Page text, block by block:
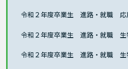
令和２年度卒業生 進路・就職 応
令和２年度卒業生 進路・就職 生
令和２年度卒業生 進路・就職 生